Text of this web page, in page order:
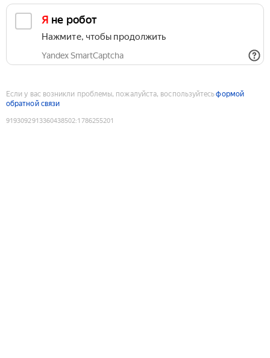
Я не робот
Нажмите, чтобы продолжить
Yandex SmartCaptcha
Если у вас возникли проблемы, пожалуйста, воспользуйтесьформой
обратной связи
9193092913360438502:1786255201